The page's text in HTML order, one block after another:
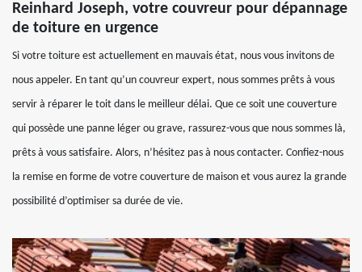
Reinhard Joseph, votre couvreur pour dépannage
de toiture en urgence
Si votre toiture est actuellement en mauvais état, nous vous invitons de
nous appeler. En tant qu’un couvreur expert, nous sommes prêts à vous
servir à réparer le toit dans le meilleur délai. Que ce soit une couverture
qui possède une panne léger ou grave, rassurez-vous que nous sommes là,
prêts à vous satisfaire. Alors, n’hésitez pas à nous contacter. Confiez-nous
la remise en forme de votre couverture de maison et vous aurez la grande
possibilité d’optimiser sa durée de vie.